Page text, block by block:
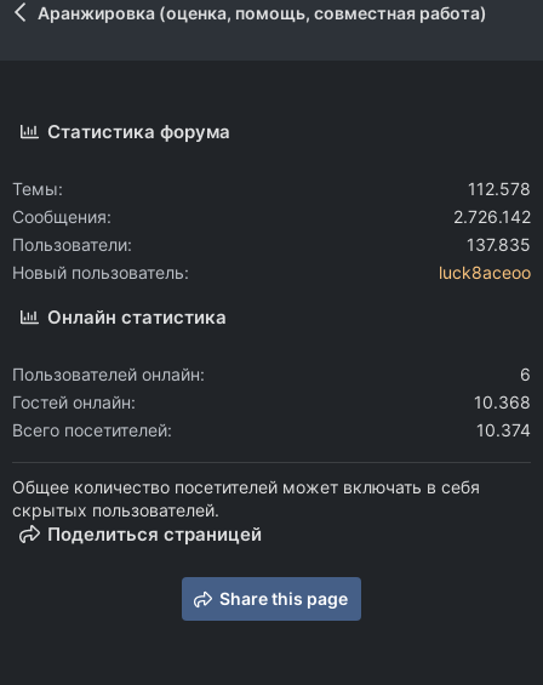
Аранжировка (оценка, помощь, совместная работа)
Статистика форума
Темы
112.578
Сообщения
2.726.142
Пользователи
137.835
Новый пользователь
luck8aceoo
Онлайн статистика
Пользователей онлайн
6
Гостей онлайн
10.368
Всего посетителей
10.374
Общее количество посетителей может включать в себя
скрытых пользователей.
Поделиться страницей
Share this page